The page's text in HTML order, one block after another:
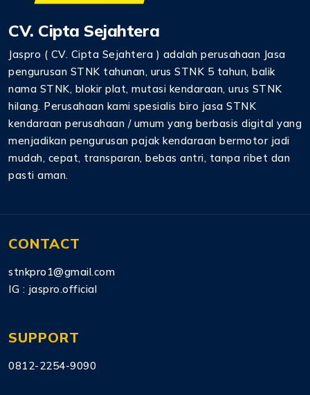
CV. Cipta Sejahtera
Jaspro ( CV. Cipta Sejahtera ) adalah perusahaan Jasa
pengurusan STNK tahunan, urus STNK 5 tahun, balik
nama STNK, blokir plat, mutasi kendaraan, urus STNK
hilang. Perusahaan kami spesialis biro jasa STNK
kendaraan perusahaan / umum yang berbasis digital yang
menjadikan pengurusan pajak kendaraan bermotor jadi
mudah, cepat, transparan, bebas antri, tanpa ribet dan
pasti aman.
CONTACT
stnkpro1@gmail.com
IG : jaspro.official
SUPPORT
0812-2254-9090